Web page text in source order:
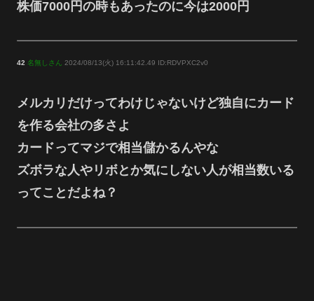
株価7000円の時もあったのに今は2000円
42 名無しさん 2024/08/13(火) 16:11:42.49 ID:RDVPXC2v0
メルカリだけってわけじゃないけど独自にカード
を作る会社の多さよ
カードってマジで相当儲かるんやな
ズボラな人やリボとか気にしない人が相当数いる
ってことだよね？